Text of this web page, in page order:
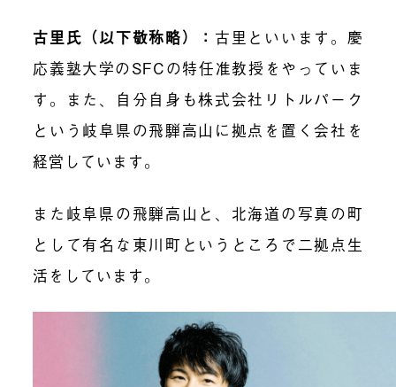
古里氏（以下敬称略）：古里といいます。慶
応義塾大学のSFCの特任准教授をやっていま
す。また、自分自身も株式会社リトルパーク
という岐阜県の飛騨高山に拠点を置く会社を
経営しています。
また岐阜県の飛騨高山と、北海道の写真の町
として有名な東川町というところで二拠点生
活をしています。